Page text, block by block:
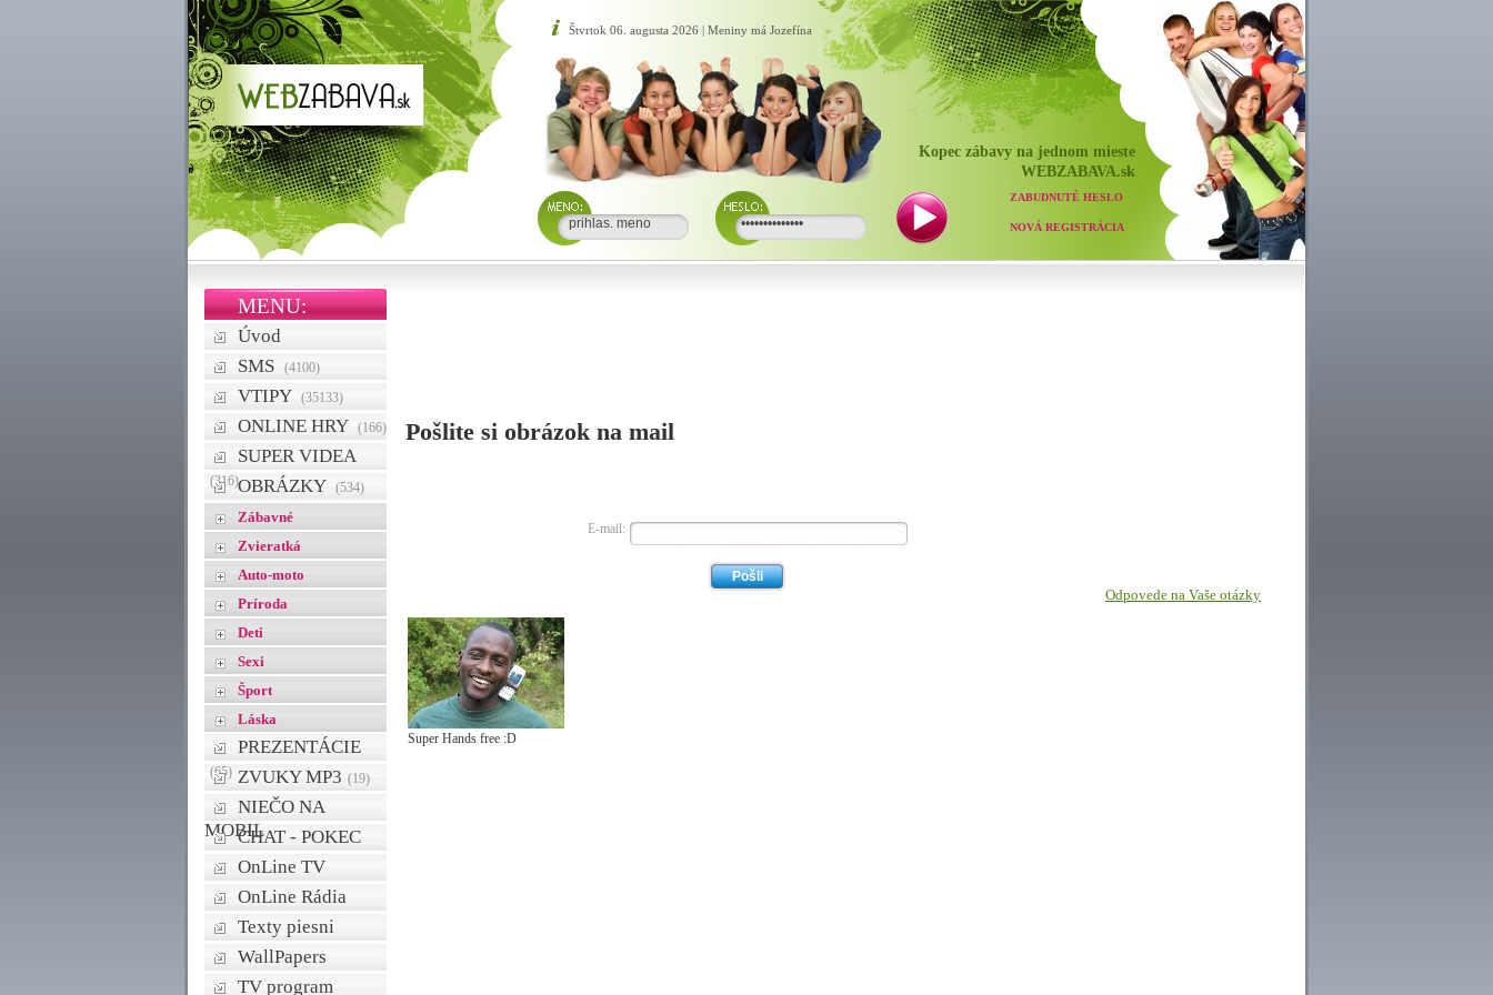
Štvrtok 06. augusta 2026 | Meniny má Jozefína
Kopec zábavy na jednom mieste
WEBZABAVA.sk
ZABUDNUTÉ HESLO
NOVÁ REGISTRÁCIA
MENU:
Úvod
SMS
(4100)
VTIPY (35133)
ONLINE HRY (166)
SUPER VIDEA
(316)OBRÁZKY (534)
Zábavné
Zvieratká
Auto-moto
Príroda
Deti
Sexi
Šport
Láska
PREZENTÁCIE
(65) ZVUKY MP3 (19)
NIEČO NA
MOBILCHAT - POKEC
OnLine TV
OnLine Rádia
Texty piesni
WallPapers
TV program
Pošlite si obrázok na mail
E-mail:
Super Hands free :D
Odpovede na Vaše otázky